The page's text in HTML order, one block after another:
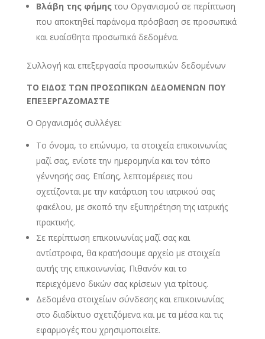
Βλάβη της φήμηςτου Οργανισμού σε περίπτωση
που αποκτηθεί παράνομα πρόσβαση σε προσωπικά
και ευαίσθητα προσωπικά δεδομένα.
Συλλογή και επεξεργασία προσωπικών δεδομένων
ΤΟ ΕΙΔΟΣ ΤΩΝ ΠΡΟΣΩΠΙΚΩΝ ΔΕΔΟΜΕΝΩΝ ΠΟΥ
ΕΠΕΞΕΡΓΑΖΟΜΑΣΤΕ
Ο Οργανισμός συλλέγει:
To όνομα, το επώνυμο, τα στοιχεία επικοινωνίας
μαζί σας, ενίοτε την ημερομηνία και τον τόπο
γέννησής σας. Επίσης, λεπτομέρειες που
σχετίζονται με την κατάρτιση του ιατρικού σας
φακέλου, με σκοπό την εξυπηρέτηση της ιατρικής
πρακτικής.
Σε περίπτωση επικοινωνίας μαζί σας και
αντίστροφα, θα κρατήσουμε αρχείο με στοιχεία
αυτής της επικοινωνίας. Πιθανόν και το
περιεχόμενο δικών σας κρίσεων για τρίτους.
Δεδομένα στοιχείων σύνδεσης και επικοινωνίας
στο διαδίκτυο σχετιζόμενα και με τα μέσα και τις
εφαρμογές που χρησιμοποιείτε.